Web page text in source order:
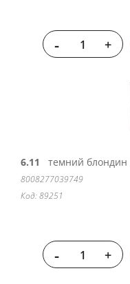
- +
6.11 темний блондин
8008277039749
Код: 89251
- +